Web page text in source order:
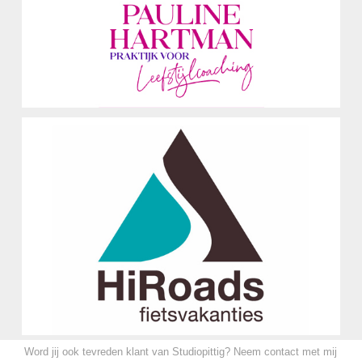
Logo Ontwerp
HiRoads fietsvakanties
Logo Ontwerp
Word jij ook tevreden klant van Studiopittig? Neem contact met mij